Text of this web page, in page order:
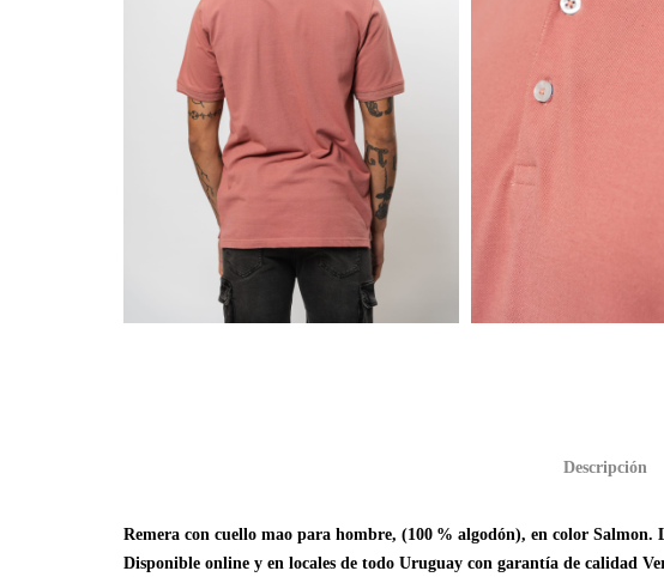
Descripción
Remera con cuello mao para hombre, (100 % algodón), en color
Disponible online y en locales de todo Uruguay con garantía de calidad